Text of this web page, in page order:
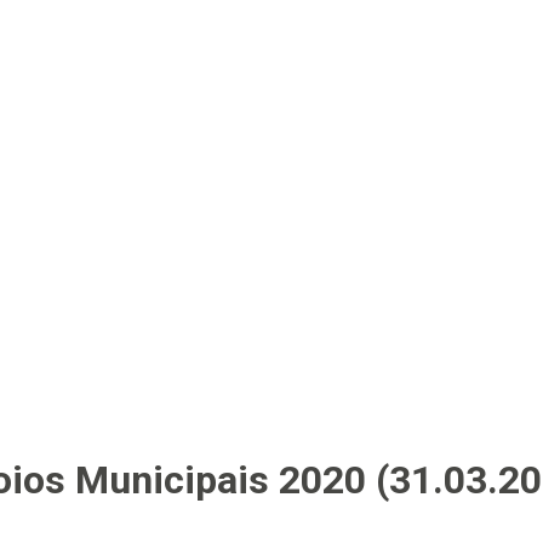
Municipais 2020